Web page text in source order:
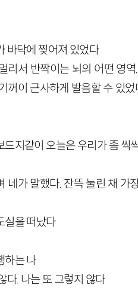
바닥에 찢어져 있었다
리서 반짝이는 뇌의 어떤 영
꺼이 근사하게 발음할 수 있
드지같이 오늘은 우리가 좀 씩
네가 말했다. 잔뜩 눌린 채 가
실을 떠났다
하는 나
다. 나는 또 그렇지 않다